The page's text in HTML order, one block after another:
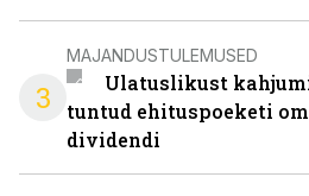
3
MAJANDUSTULEMUSED
Ulatuslikust
tuntud ehituspoeketi
dividendi